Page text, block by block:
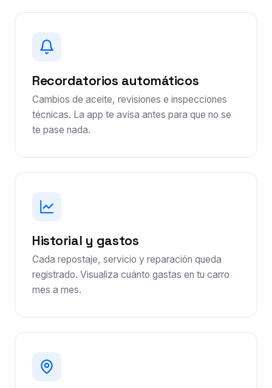
Recordatorios automáticos
Cambios de aceite, revisiones e inspecciones
técnicas. La app te avisa antes para que no se
te pase nada.
Historial y gastos
Cada repostaje, servicio y reparación queda
registrado. Visualiza cuánto gastas en tu carro
mes a mes.